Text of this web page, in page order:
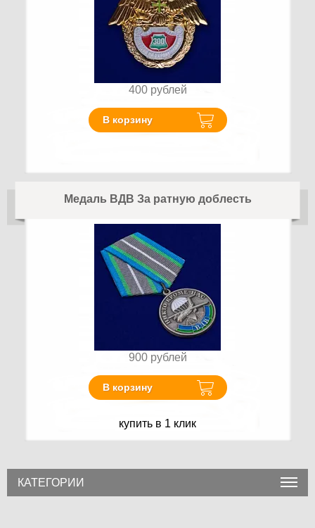
400 рублей
В корзину
Медаль ВДВ За ратную доблесть
900 рублей
В корзину
купить в 1 клик
КАТЕГОРИИ